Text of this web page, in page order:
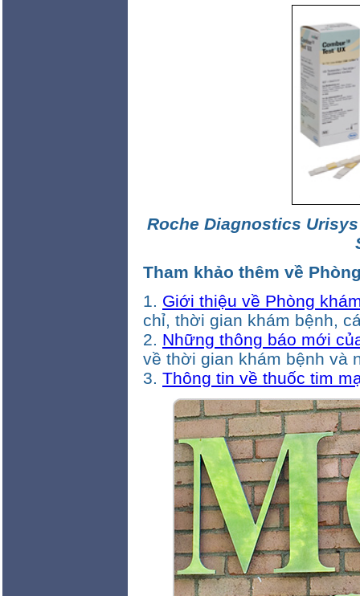
Roche Diagnostics
Tham khảo thêm về
1. Giới thiệu về Phòng
chỉ, thời gian khám bệnh,
2. Những thông báo mới
về thời gian khám bệnh và
3. Thông tin về thuốc tim